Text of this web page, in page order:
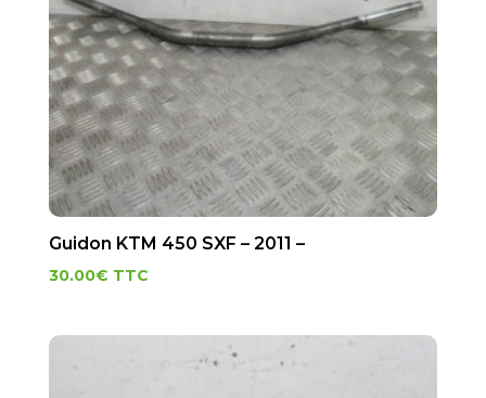
Guidon KTM 450 SXF – 2011 –
30.00€ TTC